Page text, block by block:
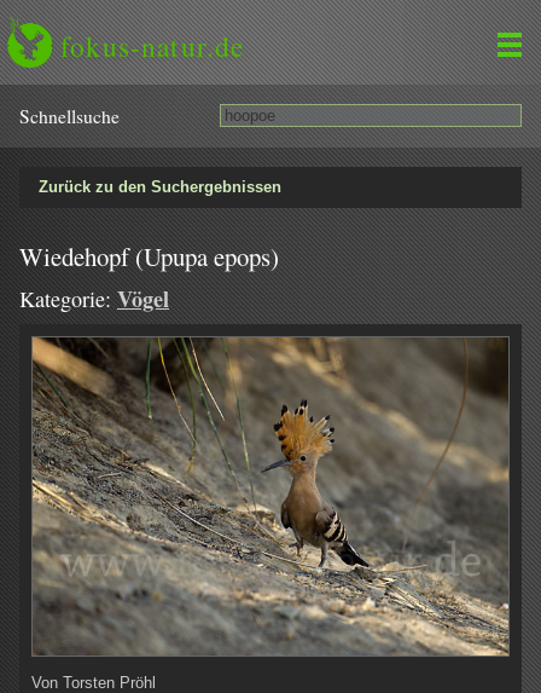
fokus-natur.de
Schnell­suche
Zurück zu den Suchergebnissen
Wiedehopf (Upupa epops)
Kategorie: Vögel
Von Torsten Pröhl